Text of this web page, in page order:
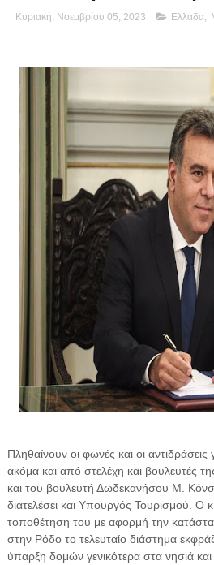
Κυριακή, Νοεμβρίου 05, 2023 Ελλαδα,
Πληθαίνουν οι φωνές και οι αντιδράσεις
ακόμα και από στελέχη και βουλευτές
και του βουλευτή Δωδεκανήσου Μ.
διατελέσει και Υπουργός Τουρισμού. Ο
τοποθέτηση του με αφορμή την
στην Ρόδο το τελευταίο διάστημα
ύπαρξη δομών γενικότερα στα νησιά